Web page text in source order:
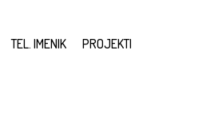
TEL. IMENIK PROJEKTI